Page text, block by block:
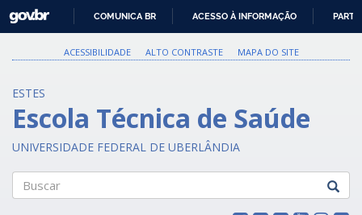
PARA
O
GOVBR
COMUNICA BR ACESSO À INFORMAÇÃO
ACESSIBILIDADE ALTO CONTRASTE MAPA DO SITE
ESTES
Escola Técnica de Saúde
UNIVERSIDADE FEDERAL DE UBERLÂNDIA